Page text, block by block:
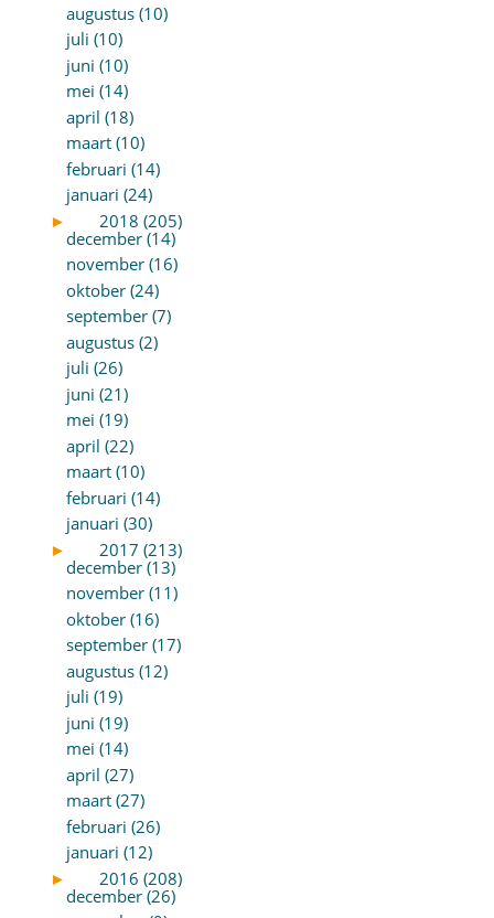
augustus (10)
juli (10)
juni (10)
mei (14)
april (18)
maart (10)
februari (14)
januari (24)
►
2018 (205)
december (14)
november (16)
oktober (24)
september (7)
augustus (2)
juli (26)
juni (21)
mei (19)
april (22)
maart (10)
februari (14)
januari (30)
►
2017 (213)
december (13)
november (11)
oktober (16)
september (17)
augustus (12)
juli (19)
juni (19)
mei (14)
april (27)
maart (27)
februari (26)
januari (12)
►
2016 (208)
december (26)